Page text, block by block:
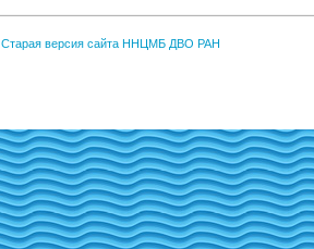
Старая версия сайта ННЦМБ ДВО РАН